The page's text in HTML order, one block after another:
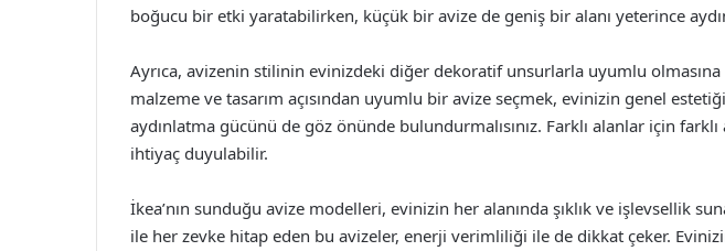
boğucu bir etki yaratabilirken, küçük bir avize de geniş bir alanı yeterince
Ayrıca, avizenin stilinin evinizdeki diğer dekoratif unsurlarla uyumlu
malzeme ve tasarım açısından uyumlu bir avize seçmek, evinizin genel
aydınlatma gücünü de göz önünde bulundurmalısınız. Farklı alanlar için
ihtiyaç duyulabilir.
İkea’nın sunduğu avize modelleri, evinizin her alanında şıklık ve işlevsellik
ile her zevke hitap eden bu avizeler, enerji verimliliği ile de dikkat çeker.